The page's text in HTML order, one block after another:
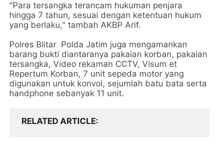
"Para tersangka terancam hukuman penjara
hingga 7 tahun, sesuai dengan ketentuan hukum
yang berlaku," tambah AKBP Arif.
Polres Blitar Polda Jatim juga mengamankan
barang bukti diantaranya pakaian korban, pakaian
tersangka, Video rekaman CCTV, Visum et
Repertum Korban, 7 unit sepeda motor yang
digunakan untuk konvoi, sejumlah batu bata serta
handphone sebanyak 11 unit.
RELATED ARTICLE